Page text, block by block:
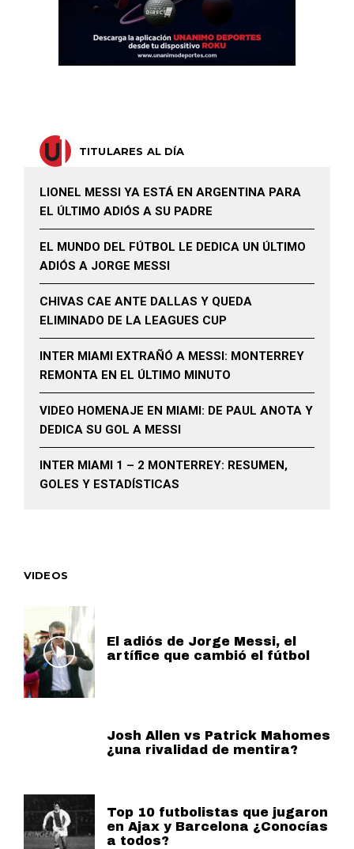
TITULARES AL DÍA
LIONEL MESSI YA ESTÁ EN ARGENTINA PARA
EL ÚLTIMO ADIÓS A SU PADRE
EL MUNDO DEL FÚTBOL LE DEDICA UN ÚLTIMO
ADIÓS A JORGE MESSI
CHIVAS CAE ANTE DALLAS Y QUEDA
ELIMINADO DE LA LEAGUES CUP
INTER MIAMI EXTRAÑÓ A MESSI: MONTERREY
REMONTA EN EL ÚLTIMO MINUTO
VIDEO HOMENAJE EN MIAMI: DE PAUL ANOTA Y
DEDICA SU GOL A MESSI
INTER MIAMI 1 – 2 MONTERREY: RESUMEN,
GOLES Y ESTADÍSTICAS
VIDEOS
El adiós de Jorge Messi, el
artífice que cambió el fútbol
Josh Allen vs Patrick Mahomes
¿una rivalidad de mentira?
Top 10 futbolistas que jugaron
en Ajax y Barcelona ¿Conocías
a todos?